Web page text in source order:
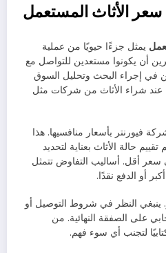
الأثاث المستعمل
يمثل جزءًا حيويًا من عملية
أن يكونوا مستعدين للتواصل مع
في إجراء البحث وتحليل السوق
عند شراء الأثاث من شركات مثل
فيورنتر بأسعار منافسيها. هذا
حالة الأثاث بعناية لتحديد
أقل. أساليب التفاوض تتمثل
أو الدفع نقدًا.
النظر في شروط التوصيل أو
على الصفقة النهائية. من
لتجنب أي سوء فهم.